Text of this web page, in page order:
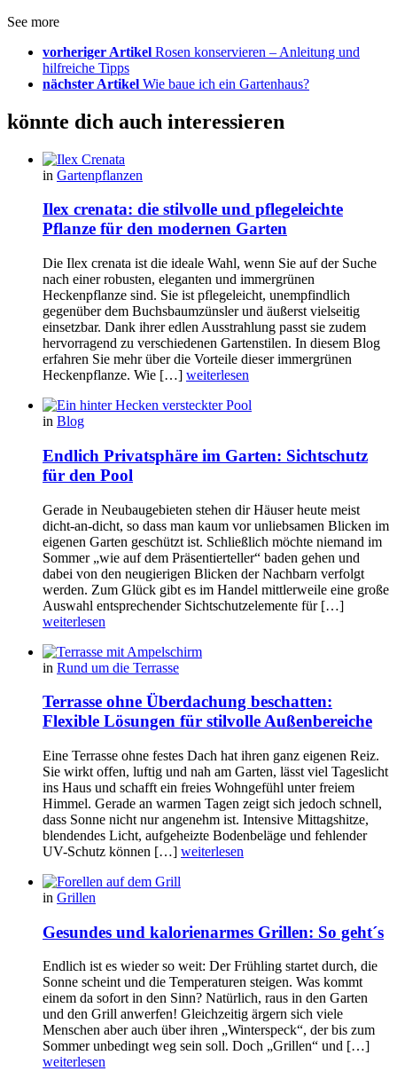
See more
vorheriger Artikel Rosen konservieren – Anleitung und
hilfreiche Tipps
nächster Artikel Wie baue ich ein Gartenhaus?
könnte dich auch interessieren
in Gartenpflanzen
Ilex crenata: die stilvolle und pflegeleichte
Pflanze für den modernen Garten
Die Ilex crenata ist die ideale Wahl, wenn Sie auf der Suche
nach einer robusten, eleganten und immergrünen
Heckenpflanze sind. Sie ist pflegeleicht, unempfindlich
gegenüber dem Buchsbaumzünsler und äußerst vielseitig
einsetzbar. Dank ihrer edlen Ausstrahlung passt sie zudem
hervorragend zu verschiedenen Gartenstilen. In diesem Blog
erfahren Sie mehr über die Vorteile dieser immergrünen
Heckenpflanze. Wie […] weiterlesen
in Blog
Endlich Privatsphäre im Garten: Sichtschutz
für den Pool
Gerade in Neubaugebieten stehen dir Häuser heute meist
dicht-an-dicht, so dass man kaum vor unliebsamen Blicken im
eigenen Garten geschützt ist. Schließlich möchte niemand im
Sommer „wie auf dem Präsentierteller“ baden gehen und
dabei von den neugierigen Blicken der Nachbarn verfolgt
werden. Zum Glück gibt es im Handel mittlerweile eine große
Auswahl entsprechender Sichtschutzelemente für […]
weiterlesen
in Rund um die Terrasse
Terrasse ohne Überdachung beschatten:
Flexible Lösungen für stilvolle Außenbereiche
Eine Terrasse ohne festes Dach hat ihren ganz eigenen Reiz.
Sie wirkt offen, luftig und nah am Garten, lässt viel Tageslicht
ins Haus und schafft ein freies Wohngefühl unter freiem
Himmel. Gerade an warmen Tagen zeigt sich jedoch schnell,
dass Sonne nicht nur angenehm ist. Intensive Mittagshitze,
blendendes Licht, aufgeheizte Bodenbeläge und fehlender
UV-Schutz können […] weiterlesen
in Grillen
Gesundes und kalorienarmes Grillen: So geht´s
Endlich ist es wieder so weit: Der Frühling startet durch, die
Sonne scheint und die Temperaturen steigen. Was kommt
einem da sofort in den Sinn? Natürlich, raus in den Garten
und den Grill anwerfen! Gleichzeitig ärgern sich viele
Menschen aber auch über ihren „Winterspeck“, der bis zum
Sommer unbedingt weg sein soll. Doch „Grillen“ und […]
weiterlesen